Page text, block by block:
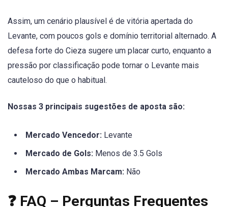
Assim, um cenário plausível é de vitória apertada do
Levante, com poucos gols e domínio territorial alternado. A
defesa forte do Cieza sugere um placar curto, enquanto a
pressão por classificação pode tornar o Levante mais
cauteloso do que o habitual.
Nossas 3 principais sugestões de aposta são:
Mercado Vencedor: Levante
Mercado de Gols: Menos de 3.5 Gols
Mercado Ambas Marcam: Não
❓ FAQ – Perguntas Frequentes